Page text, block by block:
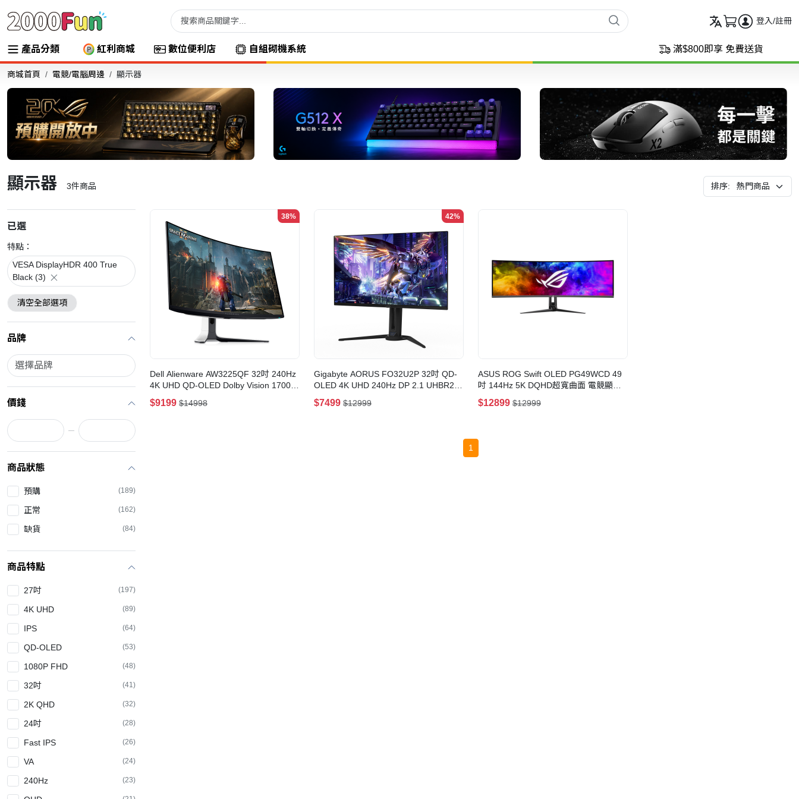
登入/註冊
產品分類 紅利商城 數位便利店 自組砌機系統 滿$800即享 免費送貨
商城首頁 電競/電腦周邊 顯示器
顯示器 3件商品 排序:
已選
特點：
VESA DisplayHDR 400 True
Black (3)
清空全部選項
品牌
價錢
商品狀態
預購 (189)
正常 (162)
缺貨 (84)
商品特點
27吋 (197)
4K UHD (89)
IPS (64)
QD-OLED (53)
1080P FHD (48)
32吋 (41)
2K QHD (32)
24吋 (28)
Fast IPS (26)
VA (24)
240Hz (23)
38%
Dell Alienware AW3225QF 32吋 240Hz
4K UHD QD-OLED Dolby Vision 1700R
曲面電競顯示器
$9199 $14998
42%
Gigabyte AORUS FO32U2P 32吋 QD-
OLED 4K UHD 240Hz DP 2.1 UHBR20
電競顯示器
$7499 $12999
ASUS ROG Swift OLED PG49WCD 49
吋 144Hz 5K DQHD超寬曲面 電競顯示
器
$12899 $12999
1